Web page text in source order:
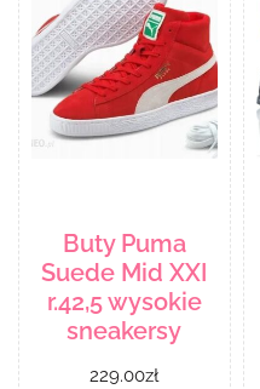
Buty Puma
Suede Mid XXI
r.42,5 wysokie
sneakersy
229.00zł